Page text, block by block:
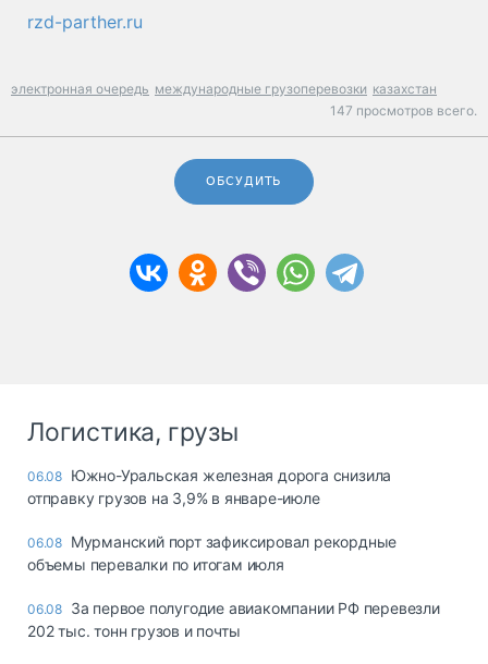
rzd-parther.ru
электронная очередь международные грузоперевозки казахстан
147 просмотров всего.
ОБСУДИТЬ
Логистика, грузы
06.08 Южно-Уральская железная дорога снизила
отправку грузов на 3,9% в январе-июле
06.08 Мурманский порт зафиксировал рекордные
объемы перевалки по итогам июля
06.08 За первое полугодие авиакомпании РФ перевезли
202 тыс. тонн грузов и почты